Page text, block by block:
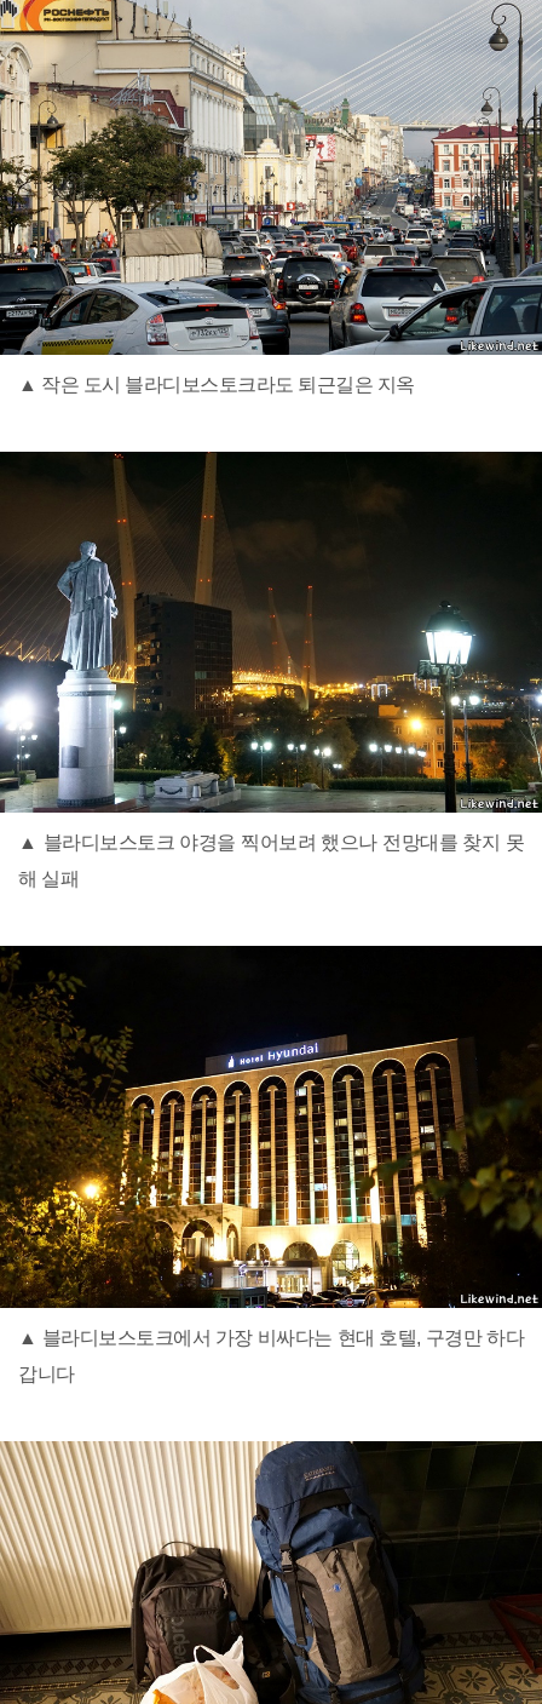
▲ 작은 도시 블라디보스토크라도 퇴근길은 지옥
▲ 블라디보스토크 야경을 찍어보려 했으나 전망대를 찾지 못
해 실패
▲ 블라디보스토크에서 가장 비싸다는 현대 호텔, 구경만 하다
갑니다